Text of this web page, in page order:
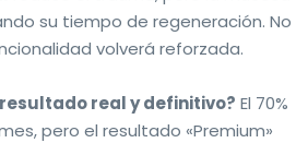
su tiempo de regeneración. No
volverá reforzada.
real y definitivo? El 70%
pero el resultado «Premium»